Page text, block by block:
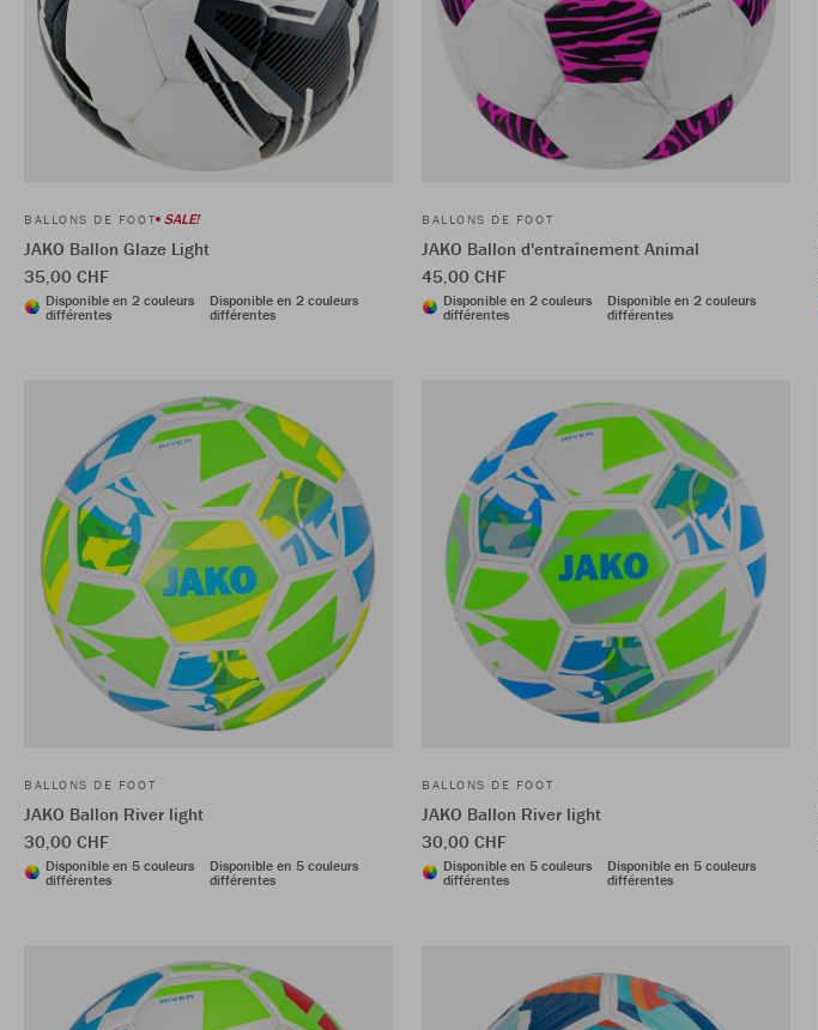
BALLONS DE FOOT SALE!
JAKO Ballon Glaze Light
35,00 CHF
Disponible en 2 couleurs
différentes
Disponible en 2 couleurs
différentes
BALLONS DE FOOT
JAKO Ballon d'entraînement Animal
45,00 CHF
Disponible en 2 couleurs
différentes
Disponible en 2 couleurs
différentes
BALLONS DE FOOT
JAKO Ballon River light
30,00 CHF
Disponible en 5 couleurs
différentes
Disponible en 5 couleurs
différentes
BALLONS DE FOOT
JAKO Ballon River light
30,00 CHF
Disponible en 5 couleurs
différentes
Disponible en 5 couleurs
différentes